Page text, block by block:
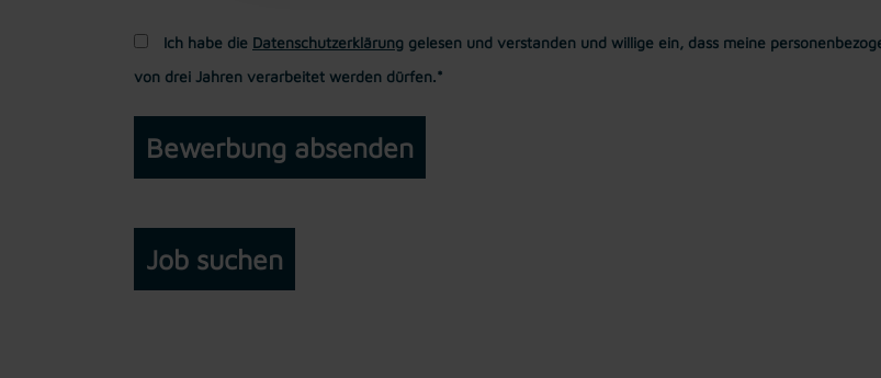
Ich habe die Datenschutzerklärung gelesen und verstanden und willige ein, dass meine
von drei Jahren verarbeitet werden dürfen.*
Job suchen